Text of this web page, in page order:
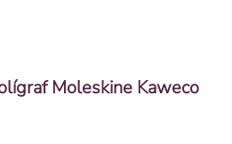
Moleskine Kaweco